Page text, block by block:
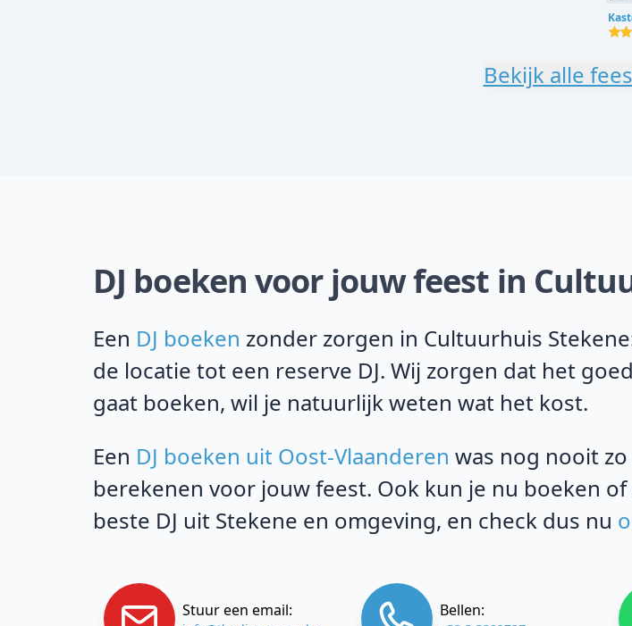
Bekijk alle
DJ boeken voor jouw feest in
Een DJ boeken zonder zorgen in Cultuurhuis
de locatie tot een reserve DJ. Wij zorgen dat het
gaat boeken, wil je natuurlijk weten wat het kost.
Een DJ boeken uit Oost-Vlaanderen was nog nooit
berekenen voor jouw feest. Ook kun je nu boeken
beste DJ uit Stekene en omgeving, en check dus nu
Stuur een email: Bellen: